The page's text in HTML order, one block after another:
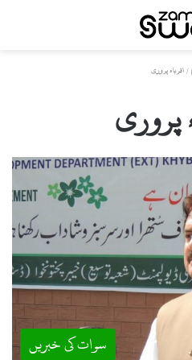
/ اقرباء پروری
پروری
سوات کی خبریں